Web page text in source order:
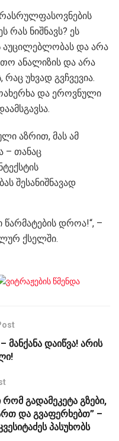
რას ნიშნავს? ეს
აუცილებლობას და არა
ანალიზის და არა
უხვად გვჩვევია.
და ეროვნული
აზრით, მას ამ
– თანაც
შესანიშნავად
დროა!“, –
ქსელში.
მანქანა დაიწვა! არის
რომ გადამეკეტა გზები,
და გვაფერხებთ” –
პასუხობს